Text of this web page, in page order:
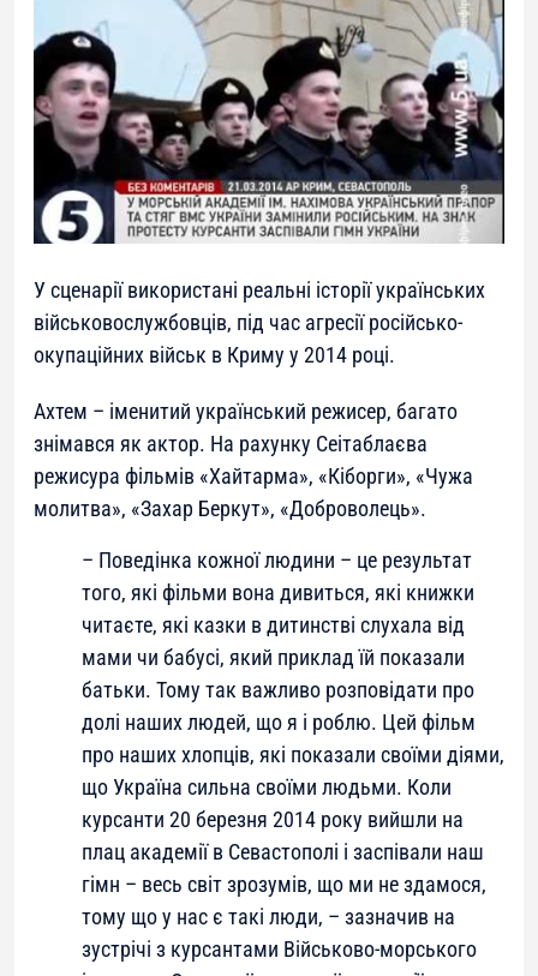
У сценарії використані реальні історії українських
військовослужбовців, під час агресії російсько-
окупаційних військ в Криму у 2014 році.
Ахтем – іменитий український режисер, багато
знімався як актор. На рахунку Сеітаблаєва
режисура фільмів «Хайтарма», «Кіборги», «Чужа
молитва», «Захар Беркут», «Доброволець».
– Поведінка кожної людини – це результат
того, які фільми вона дивиться, які книжки
читаєте, які казки в дитинстві слухала від
мами чи бабусі, який приклад їй показали
батьки. Тому так важливо розповідати про
долі наших людей, що я і роблю. Цей фільм
про наших хлопців, які показали своїми діями,
що Україна сильна своїми людьми. Коли
курсанти 20 березня 2014 року вийшли на
плац академії в Севастополі і заспівали наш
гімн – весь світ зрозумів, що ми не здамося,
тому що у нас є такі люди, – зазначив на
зустрічі з курсантами Військово-морського